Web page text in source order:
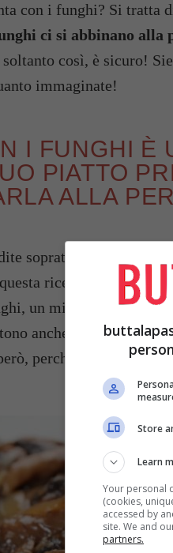
con i funghi? Si tratta
ci si abbinano alla
così, è sicuro!
immaginate!
I FUNGHI È
PIATTO
ALLA
soprattutto in questi
ricetta originale e
un misto di
anche la salsiccia,
perché il gusto è
Store
Learn
Your personal
(cookies,
accessed by
site. We and
partners.